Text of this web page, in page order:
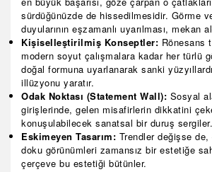
sürdüğünüzde de hissedilmesidir. Görme
duyularının eşzamanlı uyarılması, mekan
Kişiselleştirilmiş Konseptler: Rönesans
modern soyut çalışmalara kadar her türlü
doğal formuna uyarlanarak sanki
illüzyonu yaratır.
Odak Noktası (Statement Wall): Sosyal
girişlerinde, gelen misafirlerin dikkatini
konuşulabilecek sanatsal bir duruş sergiler.
Eskimeyen Tasarım: Trendler değişse
doku görünümleri zamansız bir estetiğe
çerçeve bu estetiği bütünler.